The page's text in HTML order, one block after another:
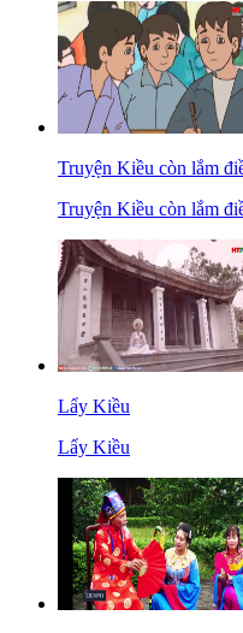
Truyện Kiều còn lắm
Truyện Kiều còn lắm
Lẩy Kiều
Lẩy Kiều